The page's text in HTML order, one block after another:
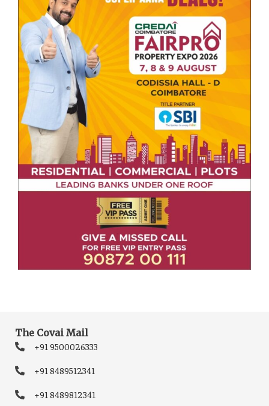
The Covai Mail
+91 9500026333
+91 8489512341
+91 8489812341